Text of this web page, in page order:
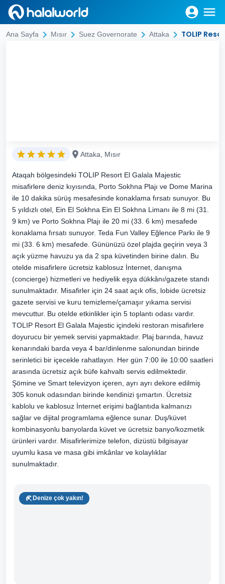
Ana Sayfa Mısır Suez Governorate Attaka TOLIP
Attaka, Mısır
Ataqah bölgesindeki TOLIP Resort El Galala Majestic
misafirlere deniz kıyısında, Porto Sokhna Plajı ve Dome Marina
ile 10 dakika sürüş mesafesinde konaklama fırsatı sunuyor. Bu
5 yıldızlı otel, Ein El Sokhna Ein El Sokhna Limanı ile 8 mi (31.
9 km) ve Porto Sokhna Plajı ile 20 mi (33. 6 km) mesafede
konaklama fırsatı sunuyor. Teda Fun Valley Eğlence Parkı ile 9
mi (33. 6 km) mesafede. Gününüzü özel plajda geçirin veya 3
açık yüzme havuzu ya da 2 spa küvetinden birine dalın. Bu
otelde misafirlere ücretsiz kablosuz İnternet, danışma
(concierge) hizmetleri ve hediyelik eşya dükkânı/gazete standı
sunulmaktadır. Misafirler için 24 saat açık ofis, lobide ücretsiz
gazete servisi ve kuru temizleme/çamaşır yıkama servisi
mevcuttur. Bu otelde etkinlikler için 5 toplantı odası vardır.
TOLIP Resort El Galala Majestic içindeki restoran misafirlere
doyurucu bir yemek servisi yapmaktadır. Plaj barında, havuz
kenarındaki barda veya 4 bar/dinlenme salonundan birinde
serinletici bir içecekle rahatlayın. Her gün 7:00 ile 10:00 saatleri
arasında ücretsiz açık büfe kahvaltı servis edilmektedir.
Şömine ve Smart televizyon içeren, ayrı ayrı dekore edilmiş
305 konuk odasından birinde kendinizi şımartın. Ücretsiz
kablolu ve kablosuz İnternet erişimi bağlantıda kalmanızı
sağlar ve dijital programlama eğlence sunar. Duş/küvet
kombinasyonlu banyolarda küvet ve ücretsiz banyo/kozmetik
ürünleri vardır. Misafirlerimize telefon, dizüstü bilgisayar
uyumlu kasa ve masa gibi imkânlar ve kolaylıklar
sunulmaktadır.
Denize çok yakın!